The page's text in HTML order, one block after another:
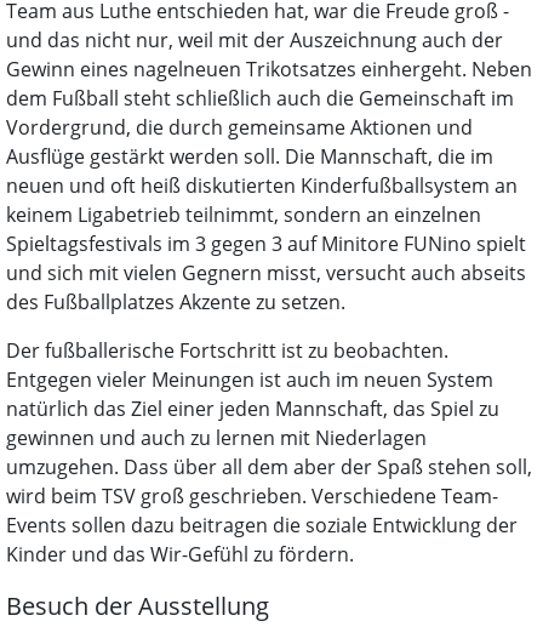
Team aus Luthe entschieden hat, war die Freude groß -
und das nicht nur, weil mit der Auszeichnung auch der
Gewinn eines nagelneuen Trikotsatzes einhergeht. Neben
dem Fußball steht schließlich auch die Gemeinschaft im
Vordergrund, die durch gemeinsame Aktionen und
Ausflüge gestärkt werden soll. Die Mannschaft, die im
neuen und oft heiß diskutierten Kinderfußballsystem an
keinem Ligabetrieb teilnimmt, sondern an einzelnen
Spieltagsfestivals im 3 gegen 3 auf Minitore FUNino spielt
und sich mit vielen Gegnern misst, versucht auch abseits
des Fußballplatzes Akzente zu setzen.
Der fußballerische Fortschritt ist zu beobachten.
Entgegen vieler Meinungen ist auch im neuen System
natürlich das Ziel einer jeden Mannschaft, das Spiel zu
gewinnen und auch zu lernen mit Niederlagen
umzugehen. Dass über all dem aber der Spaß stehen soll,
wird beim TSV groß geschrieben. Verschiedene Team-
Events sollen dazu beitragen die soziale Entwicklung der
Kinder und das Wir-Gefühl zu fördern.
Besuch der Ausstellung